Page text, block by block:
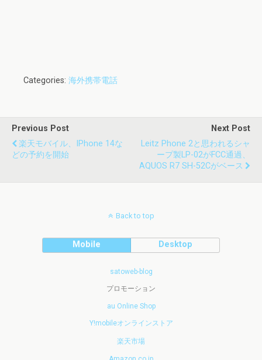
Categories: 海外携帯電話
Previous Post
楽天モバイル、iPhone 14な
どの予約を開始
Next Post
Leitz Phone 2と思われるシャ
ープ製LP-02がFCC通過、
AQUOS R7 SH-52Cがベース
Back to top
Mobile Desktop
satoweb-blog
プロモーション
au Online Shop
Y!mobileオンラインストア
楽天市場